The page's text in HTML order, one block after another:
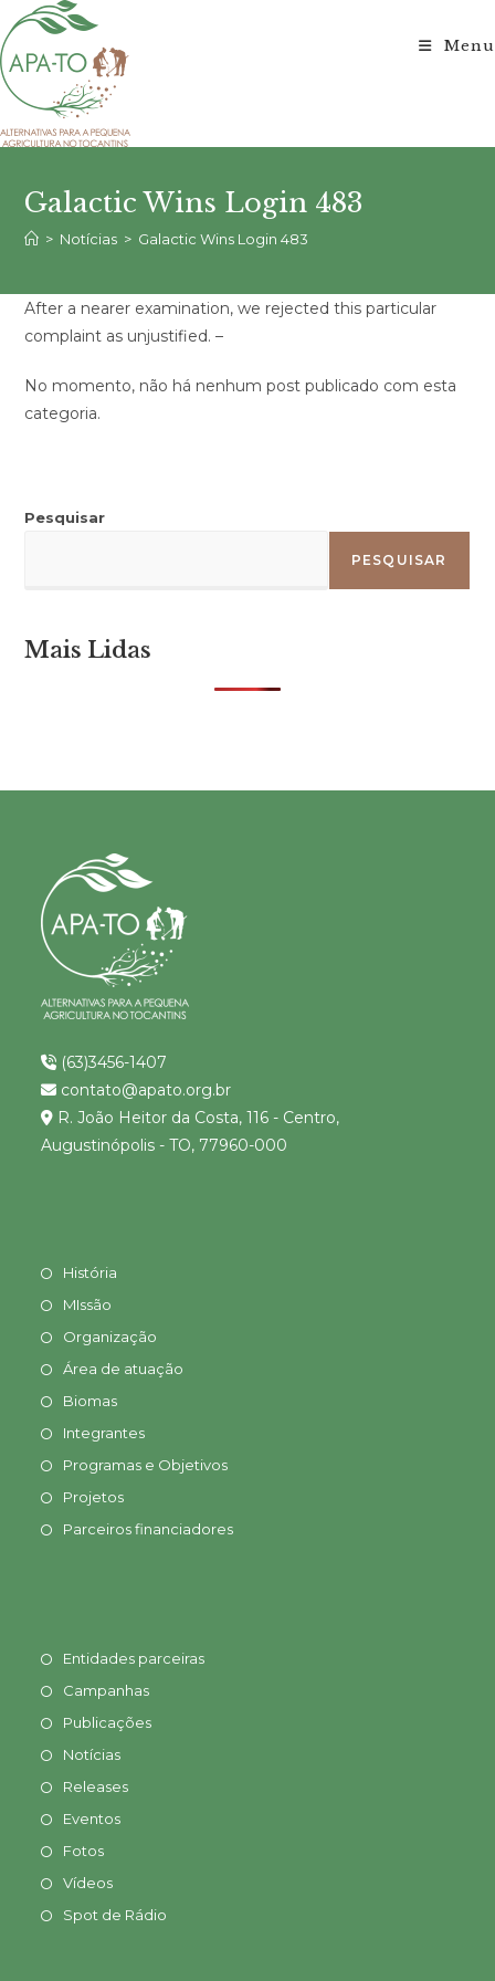
para
o
conteúdo
Menu
Galactic Wins Login 483
> Notícias > Galactic Wins Login 483
After a nearer examination, we rejected this particular
complaint as unjustified. –
No momento, não há nenhum post publicado com esta
categoria.
Pesquisar
PESQUISAR
Mais Lidas
(63)3456-1407
contato@apato.org.br
R. João Heitor da Costa, 116 - Centro,
Augustinópolis - TO, 77960-000
História
MIssão
Organização
Área de atuação
Biomas
Integrantes
Programas e Objetivos
Projetos
Parceiros financiadores
Entidades parceiras
Campanhas
Publicações
Notícias
Releases
Eventos
Fotos
Vídeos
Spot de Rádio